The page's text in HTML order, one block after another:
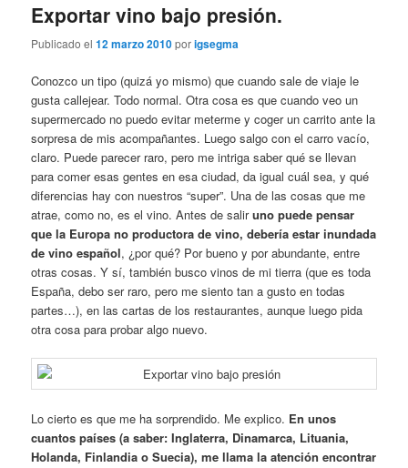
Exportar vino bajo presión.
Publicado el12 marzo 2010porigsegma
Conozco un tipo (quizá yo mismo) que cuando sale de viaje le
gusta callejear. Todo normal. Otra cosa es que cuando veo un
supermercado no puedo evitar meterme y coger un carrito ante la
sorpresa de mis acompañantes. Luego salgo con el carro vacío,
claro. Puede parecer raro, pero me intriga saber qué se llevan
para comer esas gentes en esa ciudad, da igual cuál sea, y qué
diferencias hay con nuestros “super”. Una de las cosas que me
atrae, como no, es el vino. Antes de saliruno puede pensar
que la Europa no productora de vino, debería estar inundada
de vino español, ¿por qué? Por bueno y por abundante, entre
otras cosas. Y sí, también busco vinos de mi tierra (que es toda
España, debo ser raro, pero me siento tan a gusto en todas
partes…), en las cartas de los restaurantes, aunque luego pida
otra cosa para probar algo nuevo.
Lo cierto es que me ha sorprendido. Me explico. En unos
cuantos países (a saber: Inglaterra, Dinamarca, Lituania,
Holanda, Finlandia o Suecia), me llama la atención encontrar